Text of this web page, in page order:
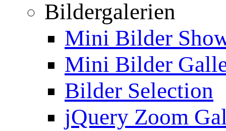
Bildergalerien
Mini Bilder
Mini Bilder
Bilder Selection
jQuery Zoom